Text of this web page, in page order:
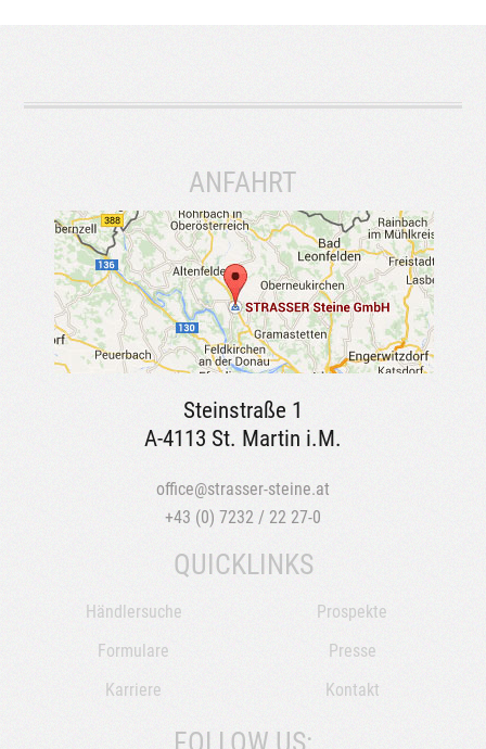
ANFAHRT
Steinstraße 1
A-4113 St. Martin i.M.
office@strasser-steine.at
+43 (0) 7232 / 22 27-0
QUICKLINKS
Händlersuche
Prospekte
Formulare
Presse
Karriere
Kontakt